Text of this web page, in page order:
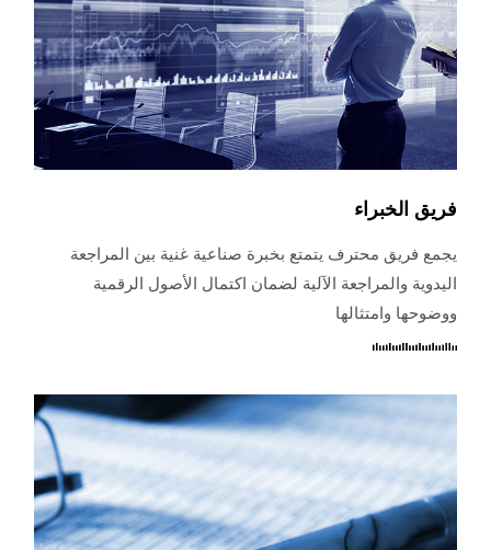
فريق الخبراء
يجمع فريق محترف يتمتع بخبرة صناعية غنية بين المراجعة
اليدوية والمراجعة الآلية لضمان اكتمال الأصول الرقمية
ووضوحها وامتثالها